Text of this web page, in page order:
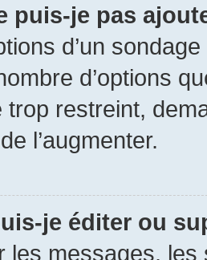
puis-je pas
d’un
d’options
restreint,
l’augmenter.
je éditer ou
les messages,